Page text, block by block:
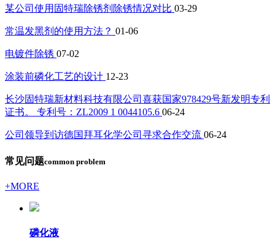
某公司使用固特瑞除锈剂除锈情况对比 03-29
常温发黑剂的使用方法？ 01-06
电镀件除锈 07-02
涂装前磷化工艺的设计 12-23
长沙固特瑞新材料科技有限公司喜获国家978429号新发明专利
证书。 专利号：ZL2009 1 0044105.6 06-24
公司领导到访德国拜耳化学公司寻求合作交流 06-24
常见问题common problem
+MORE
磷化液